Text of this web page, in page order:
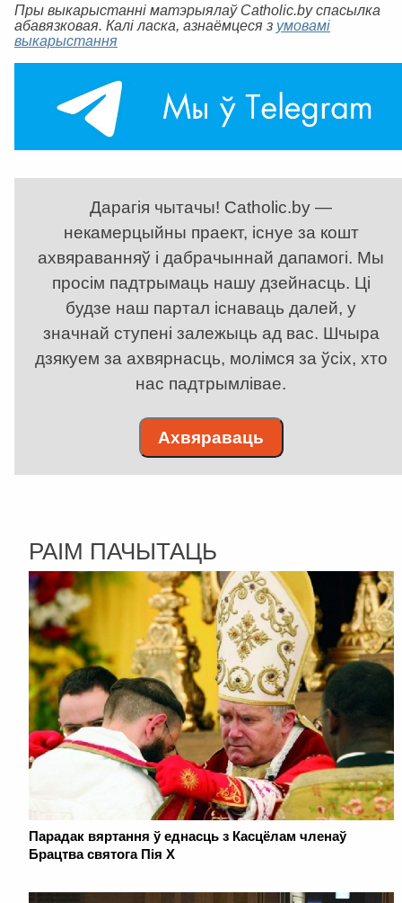
Пры выкарыстанні матэрыялаў Catholic.by спасылка
абавязковая. Калі ласка, азнаёмцеся з умовамі
выкарыстання
Дарагія чытачы! Catholic.by —
некамерцыйны праект, існуе за кошт
ахвяраванняў і дабрачыннай дапамогі. Мы
просім падтрымаць нашу дзейнасць. Ці
будзе наш партал існаваць далей, у
значнай ступені залежыць ад вас. Шчыра
дзякуем за ахвярнасць, молімся за ўсіх, хто
нас падтрымлівае.
Ахвяраваць
РАІМ ПАЧЫТАЦЬ
Парадак вяртання ў еднасць з Касцёлам членаў
Брацтва святога Пія X